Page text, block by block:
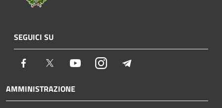
SEGUICI SU
Facebook Twitter YoutubeInstagram
AMMINISTRAZIONE